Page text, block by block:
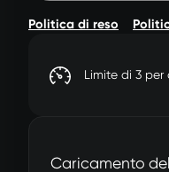
Politica di reso
Limite di 3 per
Caricamento